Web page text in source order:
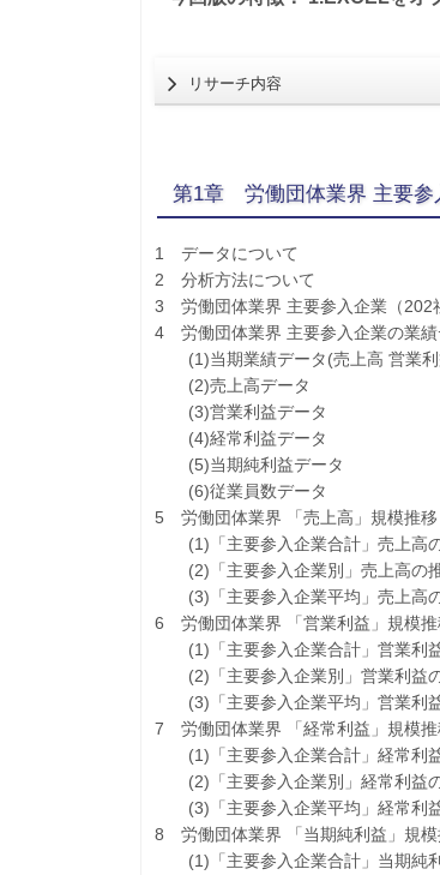
リサーチ内容
第1章 労働団体業界 主要参
1 データについて
2 分析方法について
3 労働団体業界 主要参入企業（202
4 労働団体業界 主要参入企業の業績
(1)当期業績データ(売上高 営業利
(2)売上高データ
(3)営業利益データ
(4)経常利益データ
(5)当期純利益データ
(6)従業員数データ
5 労働団体業界 「売上高」規模推移
(1)「主要参入企業合計」売上高の
(2)「主要参入企業別」売上高の推
(3)「主要参入企業平均」売上高の
6 労働団体業界 「営業利益」規模推
(1)「主要参入企業合計」営業利益
(2)「主要参入企業別」営業利益の
(3)「主要参入企業平均」営業利益
7 労働団体業界 「経常利益」規模推
(1)「主要参入企業合計」経常利益
(2)「主要参入企業別」経常利益の
(3)「主要参入企業平均」経常利益
8 労働団体業界 「当期純利益」規模
(1)「主要参入企業合計」当期純利